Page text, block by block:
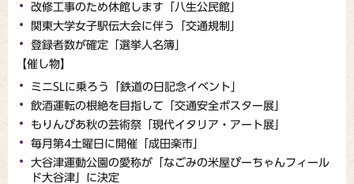
改修工事のため休館します「八生公民館」
関東大学女子駅伝大会に伴う「交通規制」
登録者数が確定「選挙人名簿」
【催し物】
ミニSLに乗ろう「鉄道の日記念イベント」
飲酒運転の根絶を目指して「交通安全ポスター展」
もりんぴあ秋の芸術祭「現代イタリア・アート展」
毎月第4土曜日に開催「成田楽市」
大谷津運動公園の愛称が「なごみの米屋ぴーちゃんフィール
ド大谷津」に決定